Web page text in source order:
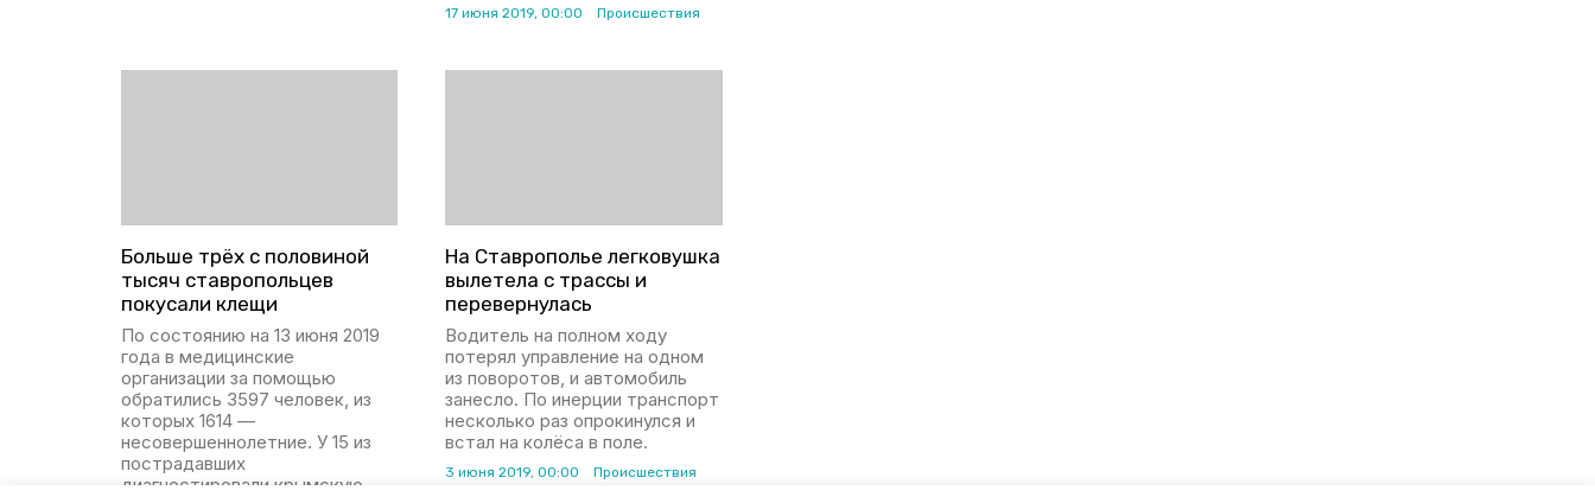
17 июня 2019, 00:00 Происшествия
Больше трёх с половиной
тысяч ставропольцев
покусали клещи
По состоянию на 13 июня 2019
года в медицинские
организации за помощью
обратились 3597 человек, из
которых 1614 —
несовершеннолетние. У 15 из
пострадавших
диагностировали крымскую
На Ставрополье легковушка
вылетела с трассы и
перевернулась
Водитель на полном ходу
потерял управление на одном
из поворотов, и автомобиль
занесло. По инерции транспорт
несколько раз опрокинулся и
встал на колёса в поле.
3 июня 2019, 00:00 Происшествия